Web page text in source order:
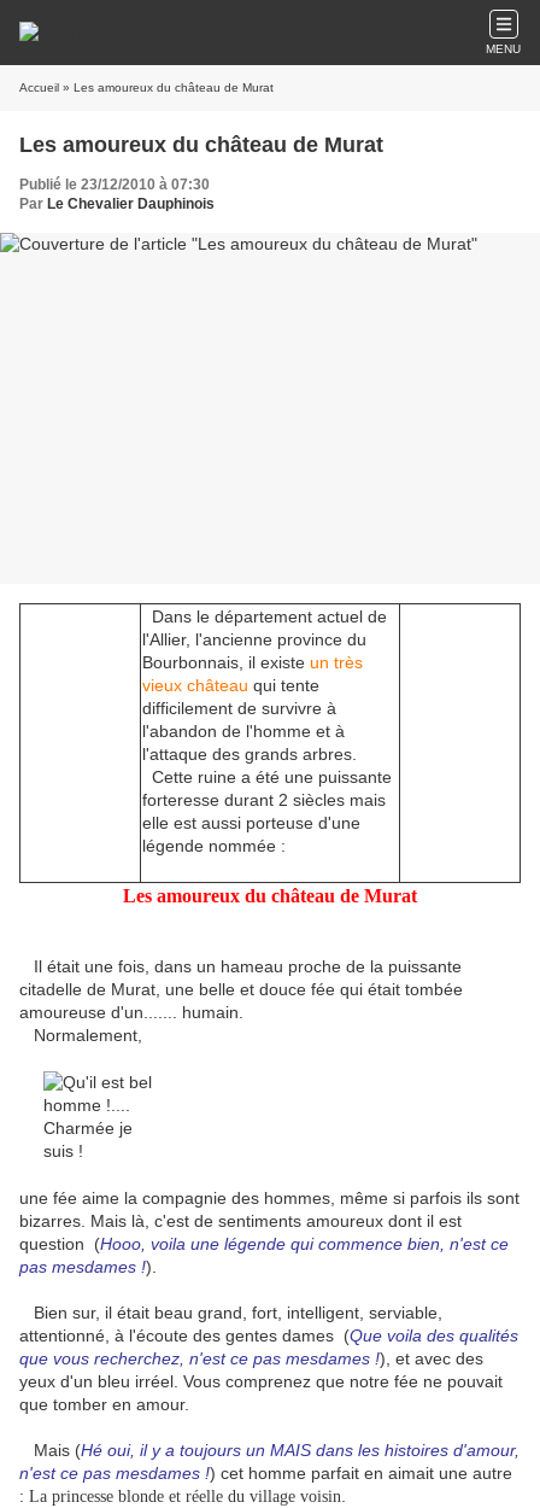
MENU
Accueil » Les amoureux du château de Murat
Les amoureux du château de Murat
Publié le 23/12/2010 à 07:30
Par Le Chevalier Dauphinois
Dans le département actuel de
l'Allier, l'ancienne province du
Bourbonnais, il existe un très
vieux château qui tente
difficilement de survivre à
l'abandon de l'homme et à
l'attaque des grands arbres.
Cette ruine a été une puissante
forteresse durant 2 siècles mais
elle est aussi porteuse d'une
légende nommée :
Les amoureux du château de Murat
Il était une fois, dans un hameau proche de la puissante
citadelle de Murat, une belle et douce fée qui était tombée
amoureuse d'un....... humain.
Normalement,
une fée aime la compagnie des hommes, même si parfois ils sont
bizarres. Mais là, c'est de sentiments amoureux dont il est
question (Hooo, voila une légende qui commence bien, n'est ce
pas mesdames !).
Bien sur, il était beau grand, fort, intelligent, serviable,
attentionné, à l'écoute des gentes dames (Que voila des qualités
que vous recherchez, n'est ce pas mesdames !), et avec des
yeux d'un bleu irréel. Vous comprenez que notre fée ne pouvait
que tomber en amour.
Mais (Hé oui, il y a toujours un MAIS dans les histoires d'amour,
n'est ce pas mesdames !) cet homme parfait en aimait une autre
: La princesse blonde et réelle du village voisin